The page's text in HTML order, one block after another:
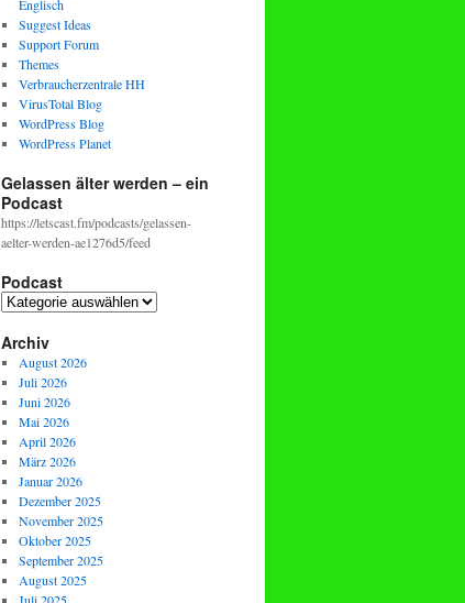
Englisch
Suggest Ideas
Support Forum
Themes
Verbraucherzentrale HH
VirusTotal Blog
WordPress Blog
WordPress Planet
Gelassen älter werden – ein
Podcast
https://letscast.fm/podcasts/gelassen-
aelter-werden-ae1276d5/feed
Podcast
Podcast
Archiv
August 2026
Juli 2026
Juni 2026
Mai 2026
April 2026
März 2026
Januar 2026
Dezember 2025
November 2025
Oktober 2025
September 2025
August 2025
Juli 2025